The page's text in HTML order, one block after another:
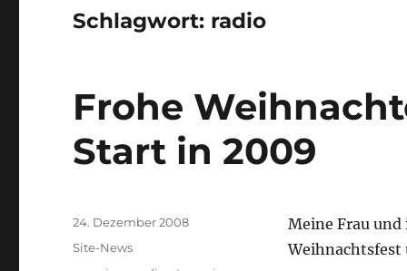
Schlagwort: radio
Frohe
Start in 2009
Meine Frau
Weihnachtsfest
Veröffentlicht
am
24. Dezember 2008
Kategorien
Site-News